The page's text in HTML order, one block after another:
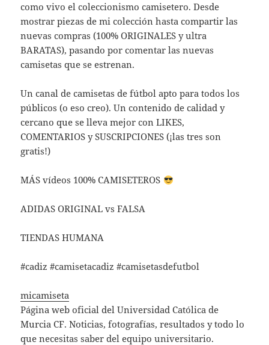
como vivo el coleccionismo camisetero. Desde
mostrar piezas de mi colección hasta compartir las
nuevas compras (100% ORIGINALES y ultra
BARATAS), pasando por comentar las nuevas
camisetas que se estrenan.
Un canal de camisetas de fútbol apto para todos los
públicos (o eso creo). Un contenido de calidad y
cercano que se lleva mejor con LIKES,
COMENTARIOS y SUSCRIPCIONES (¡las tres son
gratis!)
MÁS vídeos 100% CAMISETEROS
ADIDAS ORIGINAL vs FALSA
TIENDAS HUMANA
#cadiz #camisetacadiz #camisetasdefutbol
micamiseta
Página web oficial del Universidad Católica de
Murcia CF. Noticias, fotografías, resultados y todo lo
que necesitas saber del equipo universitario.